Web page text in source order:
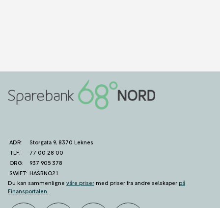
ADR:
Storgata 9, 8370 Leknes
TLF:
77 00 28 00
ORG:
937 905 378
SWIFT: HASBNO21
Du kan sammenligne våre prisermed priser fra andre selskaperpå
Finansportalen